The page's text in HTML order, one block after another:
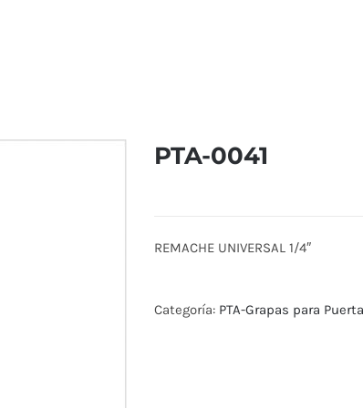
PTA-0041
REMACHE UNIVERSAL 1/4″
Categoría: PTA-Grapas para